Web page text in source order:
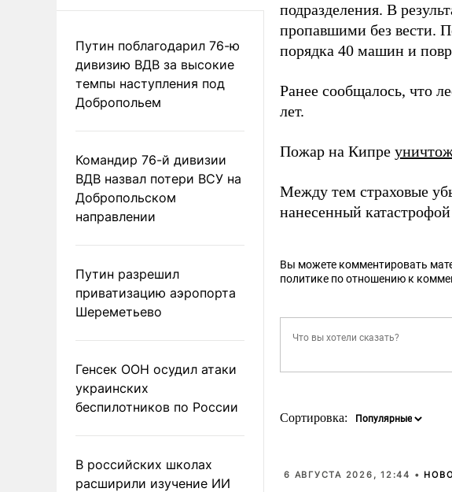
Путин поблагодарил 76-ю
дивизию ВДВ за высокие
темпы наступления под
Добропольем
Командир 76-й дивизии
ВДВ назвал потери ВСУ на
Добропольском
направлении
Путин разрешил
приватизацию аэропорта
Шереметьево
Генсек ООН осудил атаки
украинских
беспилотников по России
В российских школах
расширили изучение ИИ
подразделения. В
пропавшими без вести.
порядка 40 машин и
Ранее сообщалось, что
лет.
Пожар на Кипре
Между тем страховые
нанесенный
Вы можете комментировать
политике по отношению к
Сортировка:
6 АВГУСТА 2026, 12:44 •